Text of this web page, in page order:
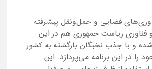
فضایی و حمل‌ونقل پیشرفته
فناوری ریاست جمهوری هم در این
و با جذب نخبگان بازگشته به کشور
را در این برنامه می‌پردازد. این